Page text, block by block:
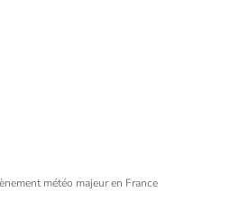
météo majeur en France